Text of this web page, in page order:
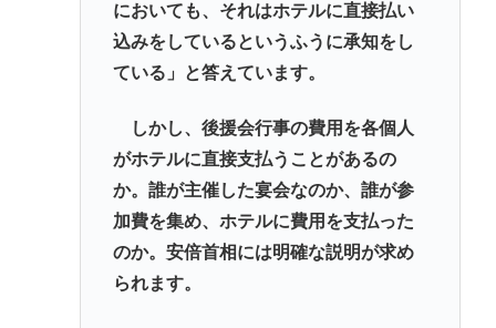
においても、それはホテルに直接払い
込みをしているというふうに承知をし
ている」と答えています。
しかし、後援会行事の費用を各個人
がホテルに直接支払うことがあるの
か。誰が主催した宴会なのか、誰が参
加費を集め、ホテルに費用を支払った
のか。安倍首相には明確な説明が求め
られます。